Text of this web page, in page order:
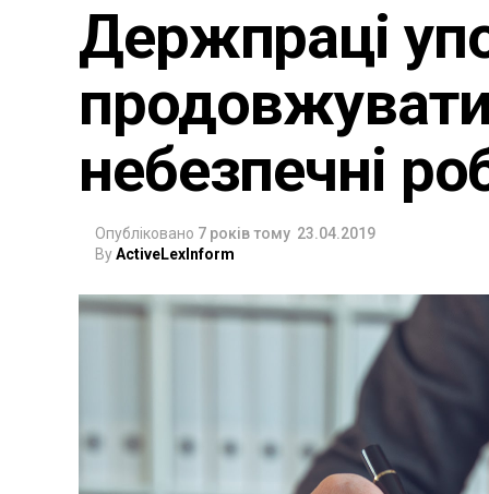
Держпраці
небезпечні
Опубліковано 7 років тому 23.04.2019
ByActiveLexInform